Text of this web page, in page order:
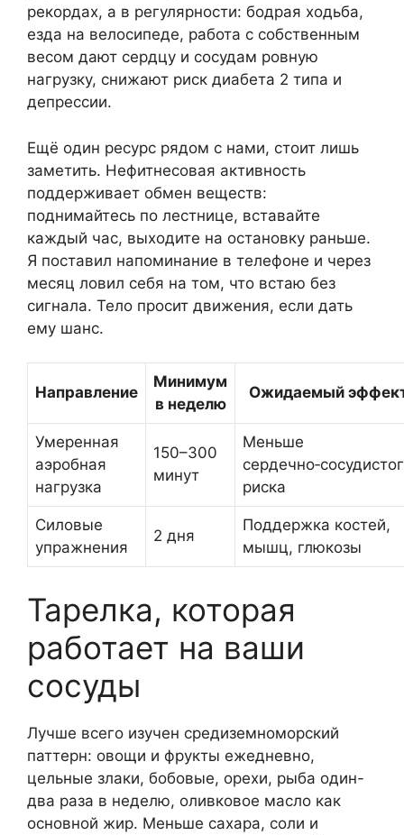
рекордах, а в регулярности: бодрая ходьба,
езда на велосипеде, работа с собственным
весом дают сердцу и сосудам ровную
нагрузку, снижают риск диабета 2 типа и
депрессии.
Ещё один ресурс рядом с нами, стоит лишь
заметить. Нефитнесовая активность
поддерживает обмен веществ:
поднимайтесь по лестнице, вставайте
каждый час, выходите на остановку раньше.
Я поставил напоминание в телефоне и через
месяц ловил себя на том, что встаю без
сигнала. Тело просит движения, если дать
ему шанс.
Направление
Минимум
в неделю
Ожидаемый
Умеренная
аэробная
нагрузка
150–300
минут
Меньше
риска
Силовые
упражнения
2 дня
Поддержка костей,
мышц, глюкозы
Тарелка, которая
работает на ваши
сосуды
Лучше всего изучен средиземноморский
паттерн: овощи и фрукты ежедневно,
цельные злаки, бобовые, орехи, рыба один-
два раза в неделю, оливковое масло как
основной жир. Меньше сахара, соли и